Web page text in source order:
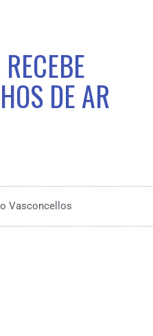
DE AR
Vasconcellos